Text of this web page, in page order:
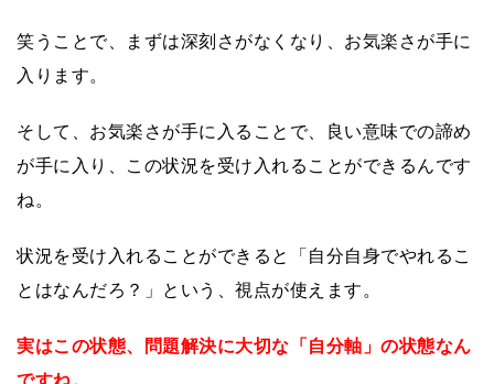
笑うことで、まずは深刻さがなくなり、お気楽さが手に
入ります。
そして、お気楽さが手に入ることで、良い意味での諦め
が手に入り、この状況を受け入れることができるんです
ね。
状況を受け入れることができると「自分自身でやれるこ
とはなんだろ？」という、視点が使えます。
実はこの状態、問題解決に大切な「自分軸」の状態なん